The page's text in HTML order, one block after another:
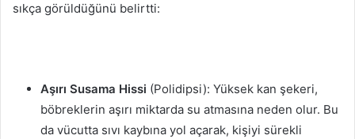
sıkça görüldüğünü belirtti:
Aşırı Susama Hissi (Polidipsi): Yüksek kan şekeri,
böbreklerin aşırı miktarda su atmasına neden olur. Bu
da vücutta sıvı kaybına yol açarak, kişiyi sürekli